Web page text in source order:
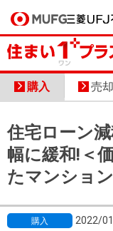
買いたい
売りたい
店舗案内
会社情報
採用情報
買いたい
売りたい
店舗案内
会社情報
採用情報
購入 売却
住宅ローン
幅に緩和!＜
たマンショ
購入 2022/